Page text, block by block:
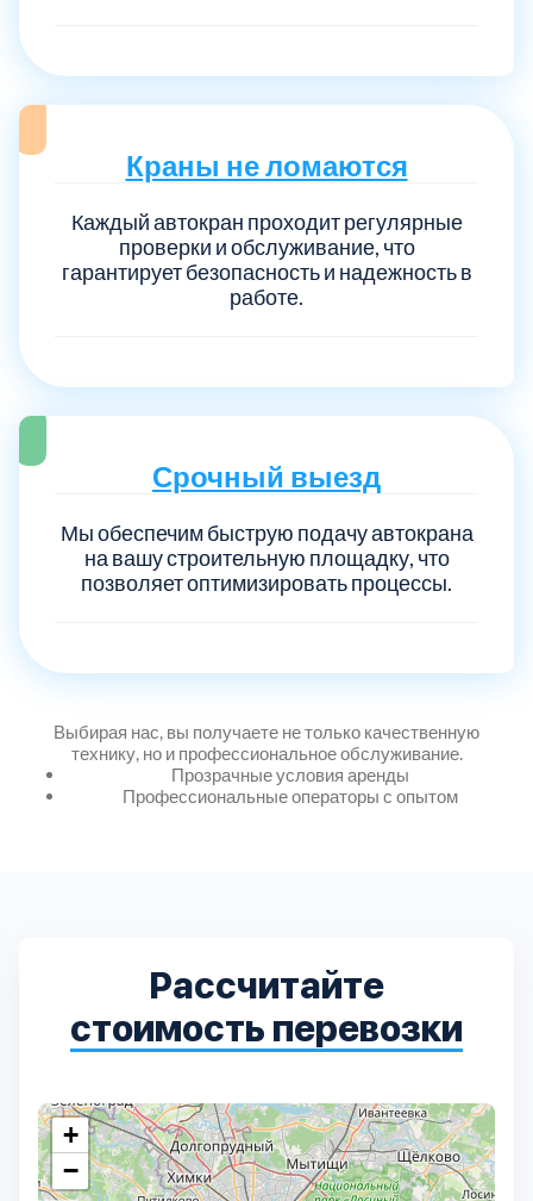
Краны не ломаются
Каждый автокран проходит регулярные
проверки и обслуживание, что
гарантирует безопасность и надежность в
работе.
Срочный выезд
Мы обеспечим быструю подачу автокрана
на вашу строительную площадку, что
позволяет оптимизировать процессы.
Выбирая нас, вы получаете не только качественную
технику, но и профессиональное обслуживание.
Прозрачные условия аренды
Профессиональные операторы с опытом
Рассчитайте
стоимость перевозки
+
−
Выберите город:
Богородский
Волоколамский 3
Дмитровский
Долгопрудный 2
Домодедовский
Каширский 2